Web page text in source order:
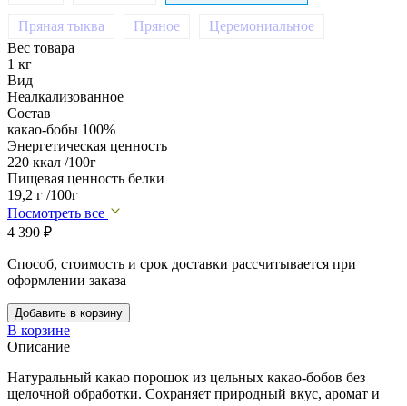
Пряная тыква Пряное
Церемониальное
Вес товара
1 кг
Вид
Неалкализованное
Состав
какао-бобы 100%
Энергетическая ценность
220 ккал /100г
Пищевая ценность белки
19,2 г /100г
Посмотреть все
4 390 ₽
Способ, стоимость и срок доставки рассчитывается при
оформлении заказа
Добавить в корзину
В корзине
Описание
Натуральный какао порошок из цельных какао-бобов без
щелочной обработки. Сохраняет природный вкус, аромат и